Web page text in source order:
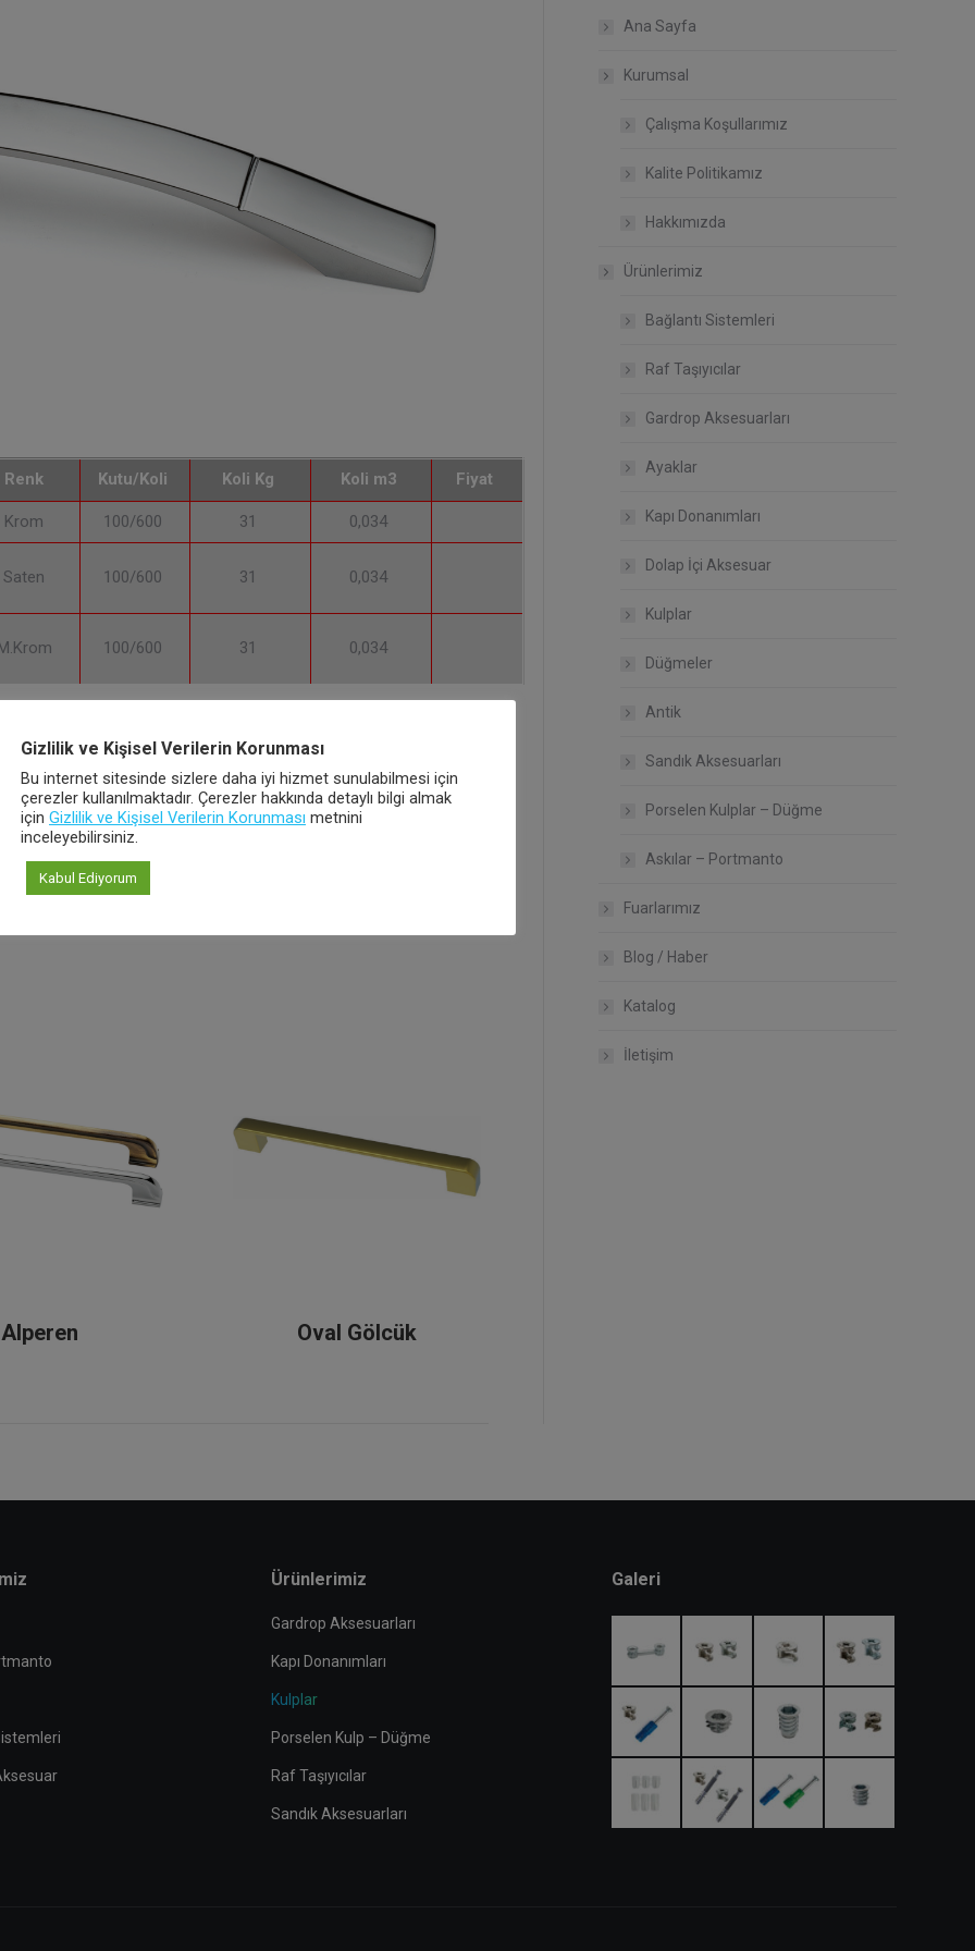
Renk Kutu/Koli Koli Kg Koli m3 Fiyat
Krom 100/600 31 0,034
Saten 100/600 31 0,034
100/600 31 0,034
project:
Alperen Oval Gölcük
Ana Sayfa
Kurumsal
Çalışma Koşullarımız
Kalite Politikamız
Hakkımızda
Ürünlerimiz
Bağlantı Sistemleri
Raf Taşıyıcılar
Gardrop Aksesuarları
Ayaklar
Kapı Donanımları
Dolap İçi Aksesuar
Kulplar
Düğmeler
Antik
Sandık Aksesuarları
Porselen Kulplar – Düğme
Askılar – Portmanto
Fuarlarımız
Blog / Haber
Katalog
İletişim
Ürünlerimiz
Gardrop Aksesuarları
Kapı Donanımları
Kulplar
Porselen Kulp – Düğme
Raf Taşıyıcılar
Sandık Aksesuarları
Galeri
Gizlilik ve Kişisel Verilerin Korunması
Bu internet sitesinde sizlere daha iyi hizmet sunulabilmesi için
çerezler kullanılmaktadır. Çerezler hakkında detaylı bilgi almak
için Gizlilik ve Kişisel Verilerin Korunması metnini
inceleyebilirsiniz.
Kabul Ediyorum